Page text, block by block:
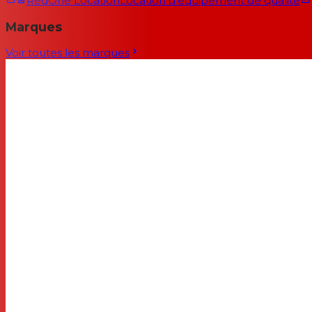
Marques
Voir toutes les marques